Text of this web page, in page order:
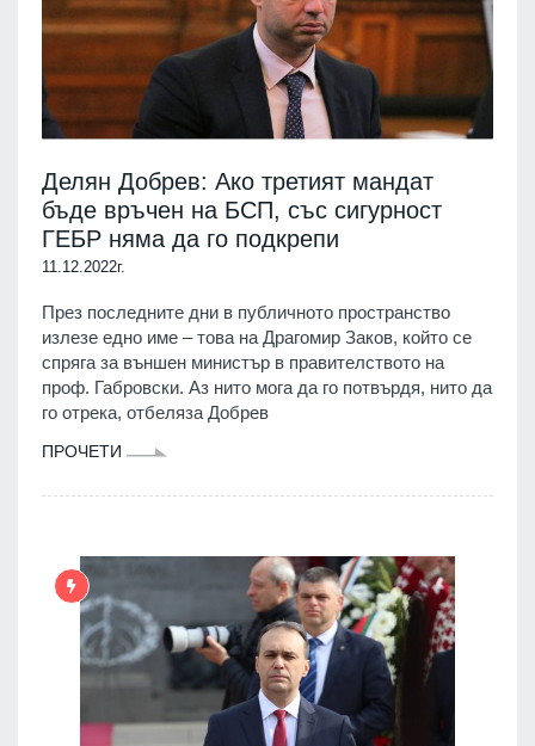
Делян Добрев: Ако третият мандат
бъде връчен на БСП, със сигурност
ГЕБР няма да го подкрепи
11.12.2022г.
През последните дни в публичното пространство
излезе едно име – това на Драгомир Заков, който се
спряга за външен министър в правителството на
проф. Габровски. Аз нито мога да го потвърдя, нито да
го отрека, отбеляза Добрев
ПРОЧЕТИ